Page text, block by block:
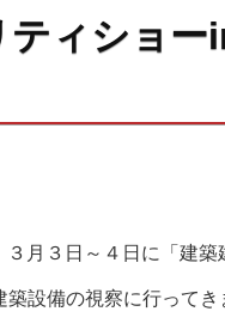
ィショー
月３日～４日に「建築
設備の視察に行ってき